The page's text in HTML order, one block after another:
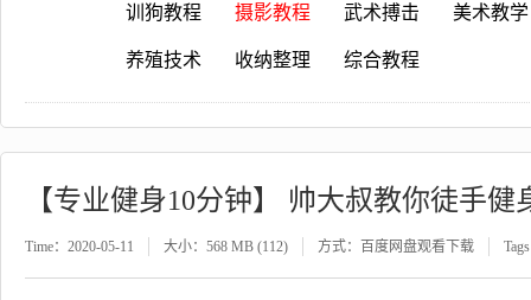
训狗教程 摄影教程 武术搏击 美术教学
养殖技术 收纳整理 综合教程
【专业健身10分钟】 帅大叔教你徒手
Time：2020-05-11 大小：568 MB (112) 方式：百度网盘观看下载